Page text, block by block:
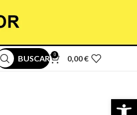
Abrir
BUSCAR 0 0,00€